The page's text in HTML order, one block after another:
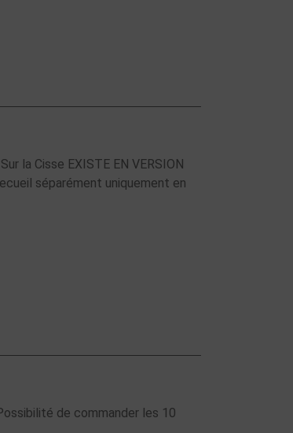
la Cisse EXISTE EN VERSION
séparément uniquement en
de commander les 10